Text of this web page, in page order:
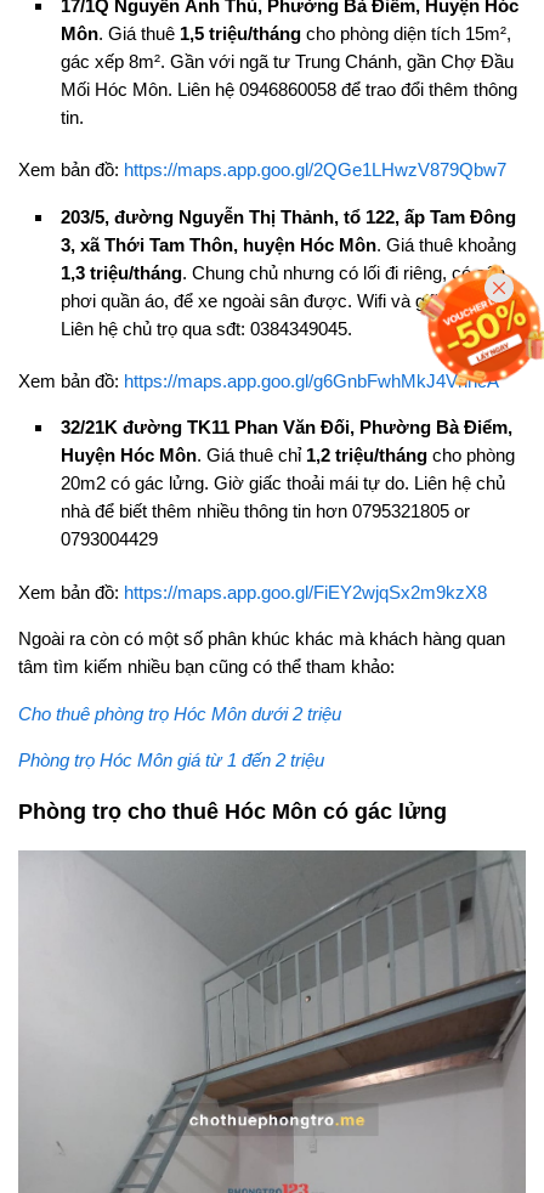
17/1Q Nguyễn Ảnh Thủ, Phường Bà Điểm, Huyện Hóc
Môn. Giá thuê 1,5 triệu/tháng cho phòng diện tích 15m²,
gác xếp 8m². Gần với ngã tư Trung Chánh, gần Chợ Đầu
Mối Hóc Môn. Liên hệ 0946860058 để trao đổi thêm thông
tin.
Xem bản đồ: https://maps.app.goo.gl/2QGe1LHwzV879Qbw7
203/5, đường Nguyễn Thị Thảnh, tổ 122, ấp Tam Đông
3, xã Thới Tam Thôn, huyện Hóc Môn. Giá thuê khoảng
1,3 triệu/tháng. Chung chủ nhưng có lối đi riêng, có sân
phơi quần áo, để xe ngoài sân được. Wifi và giữ xe free.
Liên hệ chủ trọ qua sđt: 0384349045.
Xem bản đồ: https://maps.app.goo.gl/g6GnbFwhMkJ4VhhcA
32/21K đường TK11 Phan Văn Đối, Phường Bà Điểm,
Huyện Hóc Môn. Giá thuê chỉ 1,2 triệu/tháng cho phòng
20m2 có gác lửng. Giờ giấc thoải mái tự do. Liên hệ chủ
nhà để biết thêm nhiều thông tin hơn 0795321805 or
0793004429
Xem bản đồ: https://maps.app.goo.gl/FiEY2wjqSx2m9kzX8
Ngoài ra còn có một số phân khúc khác mà khách hàng quan
tâm tìm kiếm nhiều bạn cũng có thể tham khảo:
Cho thuê phòng trọ Hóc Môn dưới 2 triệu
Phòng trọ Hóc Môn giá từ 1 đến 2 triệu
Phòng trọ cho thuê Hóc Môn có gác lửng